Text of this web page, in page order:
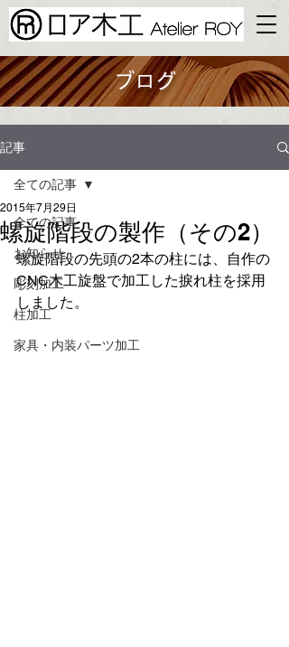
ブログ
記事
全ての記事
お知らせ
彫刻加工
柱加工
家具・内装​パーツ加工
全ての記事
螺旋階段の製作（その2）
2015年7月29日
螺旋階段の先頭の2本の柱には、自作の
CNC木工旋盤で加工した捩れ柱を採用
しました。